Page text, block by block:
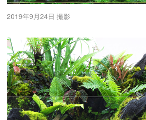
2019年9月24日 撮影